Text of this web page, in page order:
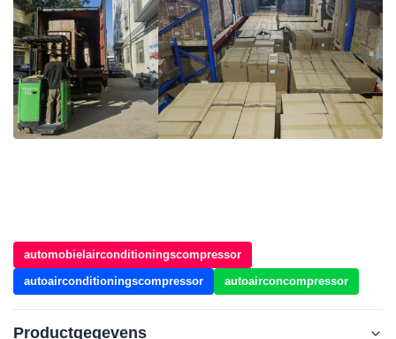
automobielairconditioningscompressor
autoairconditioningscompressor
autoairconcompressor
Productgegevens